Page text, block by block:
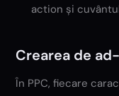
action și
Crearea de
În PPC, fiecare